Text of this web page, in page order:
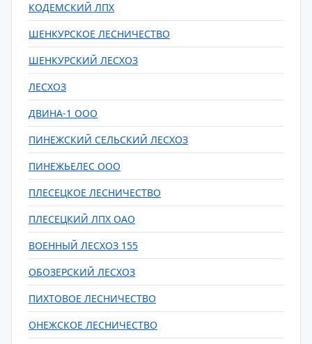
КОДЕМСКИЙ ЛПХ
ШЕНКУРСКОЕ ЛЕСНИЧЕСТВО
ШЕНКУРСКИЙ ЛЕСХОЗ
ЛЕСХОЗ
ДВИНА-1 ООО
ПИНЕЖСКИЙ СЕЛЬСКИЙ ЛЕСХОЗ
ПИНЕЖЬЕЛЕС ООО
ПЛЕСЕЦКОЕ ЛЕСНИЧЕСТВО
ПЛЕСЕЦКИЙ ЛПХ ОАО
ВОЕННЫЙ ЛЕСХОЗ 155
ОБОЗЕРСКИЙ ЛЕСХОЗ
ПИХТОВОЕ ЛЕСНИЧЕСТВО
ОНЕЖСКОЕ ЛЕСНИЧЕСТВО